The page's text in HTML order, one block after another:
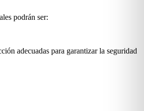
podrán ser:
adecuadas para garantizar la seguridad